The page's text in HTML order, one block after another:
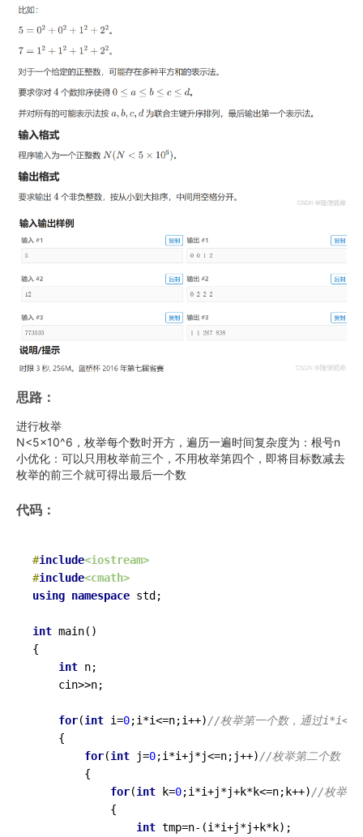
思路：
进行枚举
N<5x10^6，枚举每个数时开方，遍历一遍时间复杂度为：根号n
小优化：可以只用枚举前三个，不用枚举第四个，即将目标数减去
枚举的前三个就可得出最后一个数
代码：
#include<iostream>
#include<cmath>
using namespace std;
int main()
{
int n;
cin>>n;
for(int i=0;i*i<=n;i++)//枚举第一个数，通过
{
for(int j=0;i*i+j*j<=n;j++)//枚举第二个数
{
for(int k=0;i*i+j*j+k*k<=n;k++)//枚举第
{
int tmp=n-(i*i+j*j+k*k);